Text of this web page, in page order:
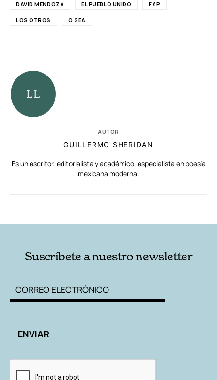
DAVID MENDOZA EL PUEBLO UNIDO FAP
LOS OTROS O SEA
AUTOR
GUILLERMO SHERIDAN
Es un escritor, editorialista y académico, especialista en poesía
mexicana moderna.
Suscríbete a nuestro newsletter